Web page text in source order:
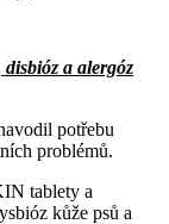
a alergóz
potřebu
problémů.
tablety a
kůže psů a